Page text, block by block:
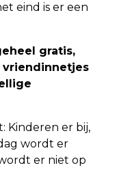
eind is er een
gratis,
vriendinnetjes
Kinderen er bij,
wordt er
er niet op